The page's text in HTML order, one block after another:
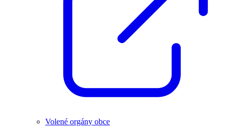
Volené orgány obce